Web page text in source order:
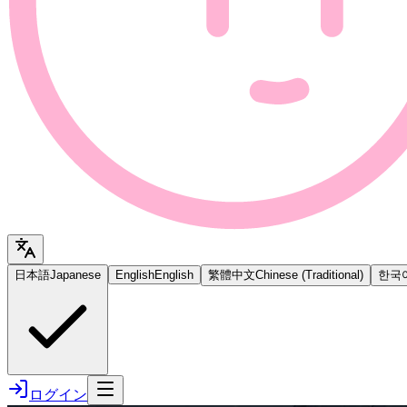
日本語Japanese EnglishEnglish 繁體中文Chinese (Traditional) 한국
ログイン